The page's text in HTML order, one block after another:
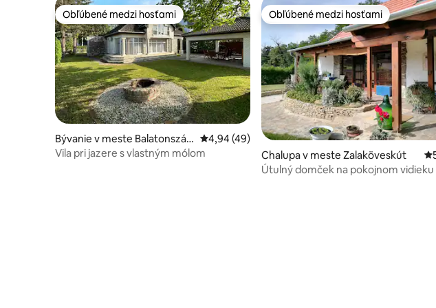
Obľúbené medzi hosťami
Obľúbené medzi hosťami
Bývanie v meste Balatonszár
szó
Priemerné ohodnotenie 4,94 z 5, počet
4,94 (49)
Vila pri jazere s vlastným mólom
Obľúbené medzi hosťami
Obľúbené medzi hosťami
Chalupa v meste Zalaköveskút
Útulný domček na pokojnom vidieku